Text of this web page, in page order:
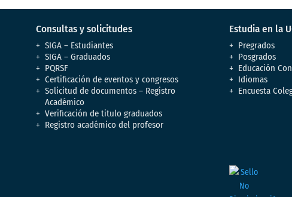
Consultas y solicitudes
SIGA – Estudiantes
SIGA – Graduados
PQRSF
Certificación de eventos y congresos
Solicitud de documentos – Registro
Académico
Verificación de titulo graduados
Registro académico del profesor
Estudia en la
Pregrados
Posgrados
Educación
Idiomas
Encuesta